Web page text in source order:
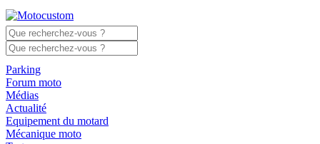
Parking
Forum moto
Médias
Actualité
Equipement du motard
Mécanique moto